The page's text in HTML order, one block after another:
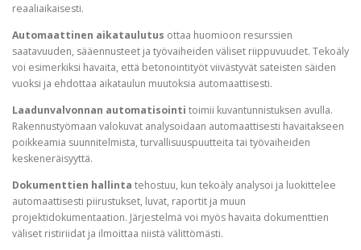
reaaliaikaisesti.
Automaattinen aikataulutus ottaa huomioon resurssien
saatavuuden, sääennusteet ja työvaiheiden väliset riippuvuudet. Tekoäly
voi esimerkiksi havaita, että betonointityöt viivästyvät sateisten säiden
vuoksi ja ehdottaa aikataulun muutoksia automaattisesti.
Laadunvalvonnan automatisointi toimii kuvantunnistuksen avulla.
Rakennustyömaan valokuvat analysoidaan automaattisesti havaitakseen
poikkeamia suunnitelmista, turvallisuuspuutteita tai työvaiheiden
keskeneräisyyttä.
Dokumenttien hallinta tehostuu, kun tekoäly analysoi ja luokittelee
automaattisesti piirustukset, luvat, raportit ja muun
projektidokumentaation. Järjestelmä voi myös havaita dokumenttien
väliset ristiriidat ja ilmoittaa niistä välittömästi.